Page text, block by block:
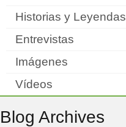
Historias y Leyendas
Entrevistas
Imágenes
Vídeos
Blog Archives